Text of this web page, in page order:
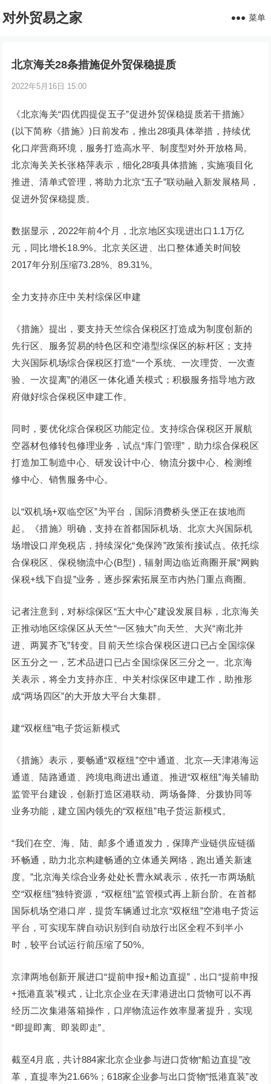
对外贸易之家 菜单
北京海关28条措施促外贸保稳提质
2022年5月16日 15:00
《北京海关“四优四提促五子”促进外贸保稳提质若干措施》
(以下简称《措施》)日前发布，推出28项具体举措，持续优
化口岸营商环境，服务打造高水平、制度型对外开放格局。
北京海关关长张格萍表示，细化28项具体措施，实施项目化
推进、清单式管理，将助力北京“五子”联动融入新发展格局，
促进外贸保稳提质。
数据显示，2022年前4个月，北京地区实现进出口1.1万亿
元，同比增长18.9%。北京关区进、出口整体通关时间较
2017年分别压缩73.28%、89.31%。
全力支持亦庄中关村综保区申建
《措施》提出，要支持天竺综合保税区打造成为制度创新的
先行区、服务贸易的特色区和空港型综保区的标杆区；支持
大兴国际机场综合保税区打造“一个系统、一次理货、一次查
验、一次提离”的港区一体化通关模式；积极服务指导地方政
府做好综合保税区申建工作。
同时，要优化综合保税区功能定位。支持综合保税区开展航
空器材包修转包修理业务，试点“库门管理”，助力综合保税区
打造加工制造中心、研发设计中心、物流分拨中心、检测维
修中心、销售服务中心。
以“双机场+双临空区”为平台，国际消费桥头堡正在拔地而
起。《措施》明确，支持在首都国际机场、北京大兴国际机
场增设口岸免税店，持续深化“免保跨”政策衔接试点。依托综
合保税区、保税物流中心(B型)，辐射周边临近商圈开展“网购
保税+线下自提”业务，逐步探索拓展至市内热门重点商圈。
记者注意到，对标综保区“五大中心”建设发展目标，北京海关
正推动地区综保区从天竺“一区独大”向天竺、大兴“南北并
进、两翼齐飞”转变。目前天竺综合保税区进口已占全国综保
区五分之一，艺术品进口已占全国综保区三分之一。北京海
关表示，将全力支持亦庄、中关村综保区申建工作，助推形
成“两场四区”的大开放大平台大集群。
建“双枢纽”电子货运新模式
《措施》表示，要畅通“双枢纽”空中通道、北京—天津港海运
通道、陆路通道、跨境电商进出通道。推进“双枢纽”海关辅助
监管平台建设，创新打造区港联动、两场备降、分拨协同等
业务功能，建立国内领先的“双枢纽”电子货运新模式。
“我们在空、海、陆、邮多个通道发力，保障产业链供应链循
环畅通，助力北京构建畅通的立体通关网络，跑出通关新速
度。”北京海关综合业务处处长曹永斌表示，依托一市两场航
空“双枢纽”独特资源，“双枢纽”监管模式再上新台阶。在首都
国际机场空港口岸，提货车辆通过北京“双枢纽”空港电子货运
平台，可实现车牌自动识别到自动放行出区全程不到半小
时，较平台试运行前压缩了50%。
京津两地创新开展进口“提前申报+船边直提”，出口“提前申报
+抵港直装”模式，让北京企业在天津港进出口货物可以不再
经历二次集港落箱操作，口岸物流运作效率显著提升，实现
“即提即离、即装即走”。
截至4月底，共计884家北京企业参与进口货物“船边直提”改
革，直提率为21.66%；618家企业参与出口货物“抵港直装”改